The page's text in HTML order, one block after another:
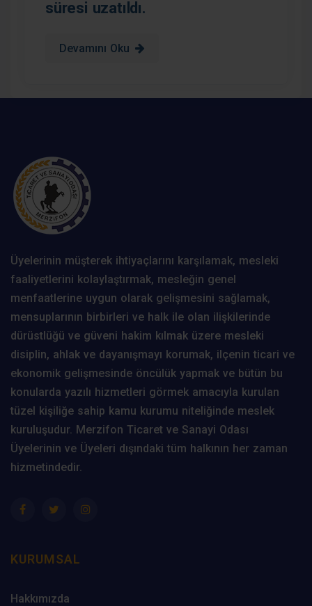
süresi uzatıldı.
Devamını Oku
Üyelerinin müşterek ihtiyaçlarını karşılamak, mesleki
faaliyetlerini kolaylaştırmak, mesleğin genel
menfaatlerine uygun olarak gelişmesini sağlamak,
mensuplarının birbirleri ve halk ile olan ilişkilerinde
dürüstlüğü ve güveni hakim kılmak üzere mesleki
disiplin, ahlak ve dayanışmayı korumak, ilçenin ticari ve
ekonomik gelişmesinde öncülük yapmak ve bütün bu
konularda yazılı hizmetleri görmek amacıyla kurulan
tüzel kişiliğe sahip kamu kurumu niteliğinde meslek
kuruluşudur. Merzifon Ticaret ve Sanayi Odası
Üyelerinin ve Üyeleri dışındaki tüm halkının her zaman
hizmetindedir.
KURUMSAL
Hakkımızda